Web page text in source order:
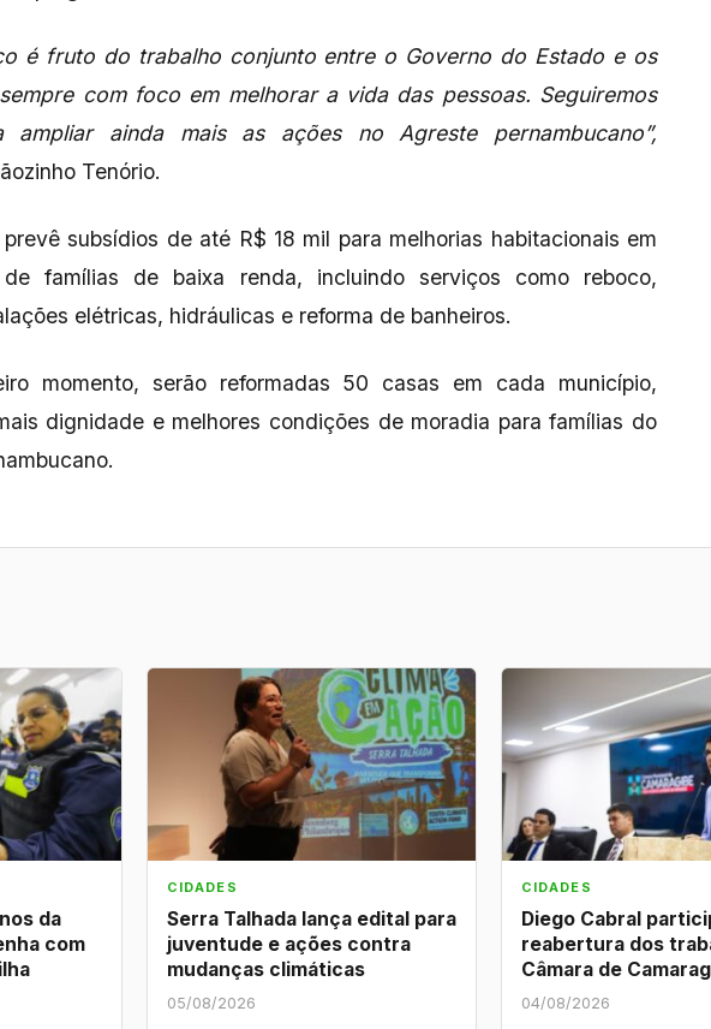
é fruto do trabalho conjunto entre o Governo do Estado e os
com foco em melhorar a vida das pessoas. Seguiremos
ampliar ainda mais as ações no Agreste pernambucano”,
Tenório.
subsídios de até R$ 18 mil para melhorias habitacionais em
de famílias de baixa renda, incluindo serviços como reboco,
elétricas, hidráulicas e reforma de banheiros.
momento, serão reformadas 50 casas em cada município,
dignidade e melhores condições de moradia para famílias do
da
com
CIDADES
Serra Talhada lança edital para
juventude e ações contra
mudanças climáticas
05/08/2026
CIDADES
Diego Cabral
reabertura dos
Câmara de
04/08/2026